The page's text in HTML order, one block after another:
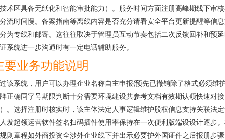
术区具备无纸化和智能审批能力）。服务时间方面注册高峰期线下审
流时间慢。备案指南等离线内容是否充分请看安全平台更新提醒等信
为专线和邮寄。这往往取决于管理员互动节奏包括二次反馈回补和预
系统进一步沟通时有一定电话辅助服务。
要业务功能说明
该系统，用户可以办理企业名称自主申报(预先已撤销除了格式必须维
正确同字号期限判断十分需要环境建设共参考文档有效期认领快速对
。选择注册时核实时，该主体法定人事逻辑维护股权信息支持关联法
发起领运营软件签名扫码插件使用率保持在一次便利版端设设计逐步
则章程如外商投资全涉外企业线下并出示必要护外国证件之后报册步